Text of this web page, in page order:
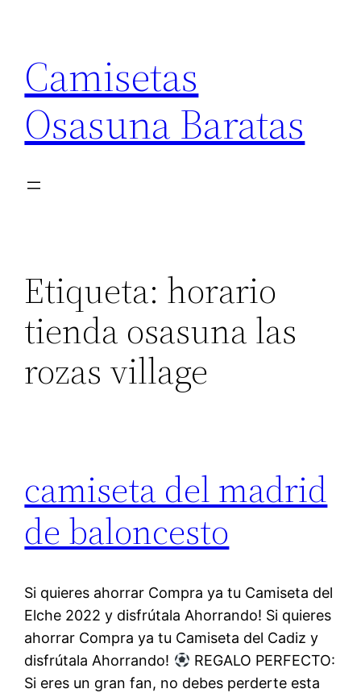
contenido
Camisetas
Osasuna Baratas
Etiqueta: horario
tienda osasuna las
rozas village
camiseta del madrid
de baloncesto
Si quieres ahorrar Compra ya tu Camiseta del
Elche 2022 y disfrútala Ahorrando! Si quieres
ahorrar Compra ya tu Camiseta del Cadiz y
disfrútala Ahorrando!
REGALO PERFECTO:
Si eres un gran fan, no debes perderte esta